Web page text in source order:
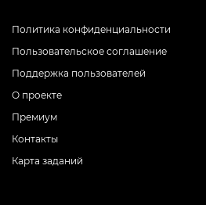
Политика конфиденциальности
Пользовательское соглашение
Поддержка пользователей
О проекте
Премиум
Контакты
Карта заданий